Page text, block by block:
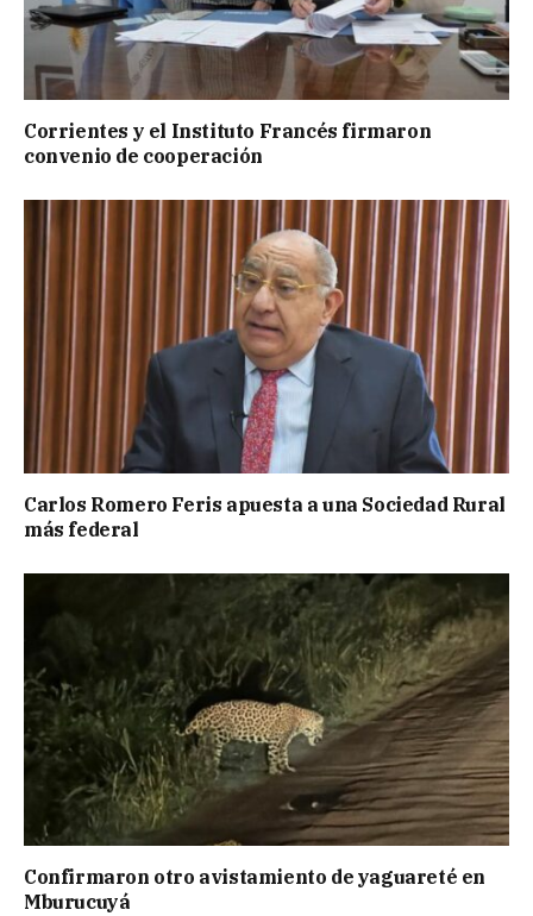
Corrientes y el Instituto Francés firmaron
convenio de cooperación
Carlos Romero Feris apuesta a una Sociedad Rural
más federal
Confirmaron otro avistamiento de yaguareté en
Mburucuyá